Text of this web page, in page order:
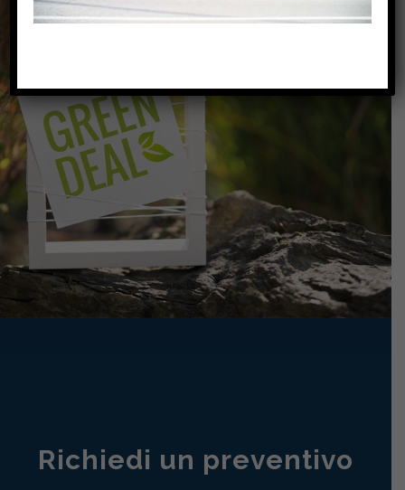
Richiedi un preventivo